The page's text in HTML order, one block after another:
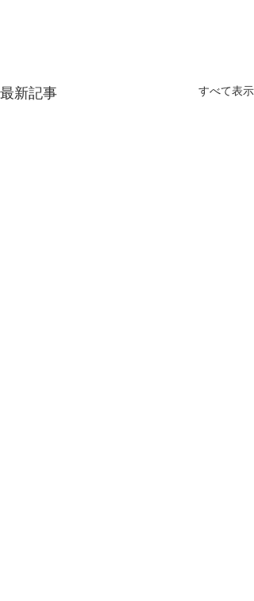
最新記事 すべて表示